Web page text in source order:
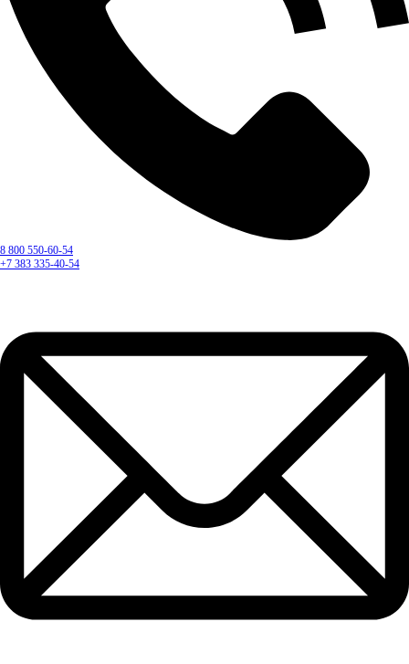
8 800 550-60-54
+7 383 335-40-54